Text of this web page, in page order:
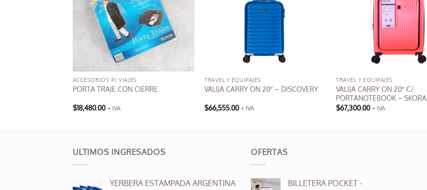
ACCESORIOS P/ VIAJES
PORTA TRAJE CON CIERRE
$18,480.00 + IVA
TRAVEL Y EQUIPAJES
VALIJA CARRY ON 20″ – DISCOVERY
$66,555.00 + IVA
TRAVEL Y EQUIPAJES
VALIJA CARRY ON 20″ C/
PORTANOTEBOOK – SKORA
$67,300.00 + IVA
ULTIMOS INGRESADOS
YERBERA ESTAMPADA ARGENTINA
OFERTAS
BILLETERA POCKET -